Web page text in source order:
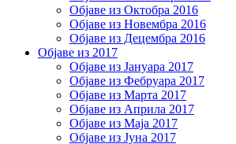
Објаве из Октобра 2016
Објаве из Новембра 2016
Објаве из Децембра 2016
Објаве из 2017
Објаве из Јануара 2017
Објаве из Фебруара 2017
Објаве из Марта 2017
Објаве из Априла 2017
Објаве из Маја 2017
Објаве из Јуна 2017